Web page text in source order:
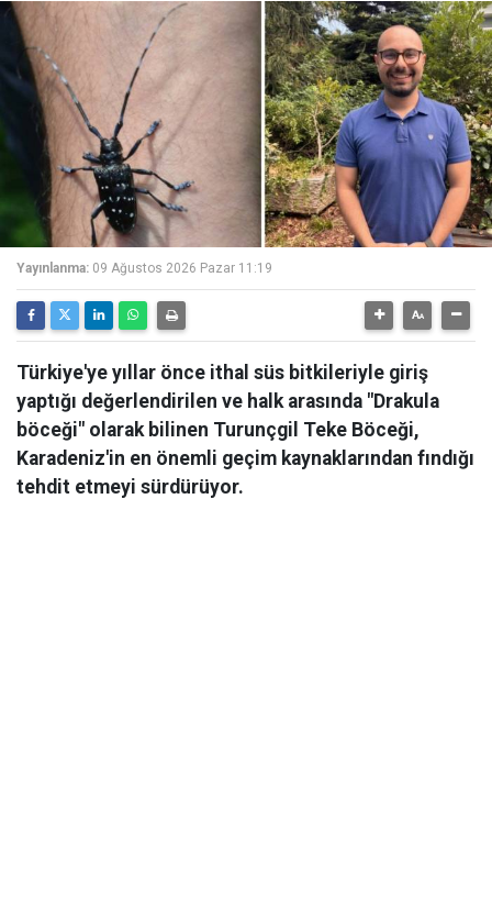
Yayınlanma: 09 Ağustos 2026 Pazar 11:19
Türkiye'ye yıllar önce ithal süs bitkileriyle giriş
yaptığı değerlendirilen ve halk arasında "Drakula
böceği" olarak bilinen Turunçgil Teke Böceği,
Karadeniz'in en önemli geçim kaynaklarından fındığı
tehdit etmeyi sürdürüyor.